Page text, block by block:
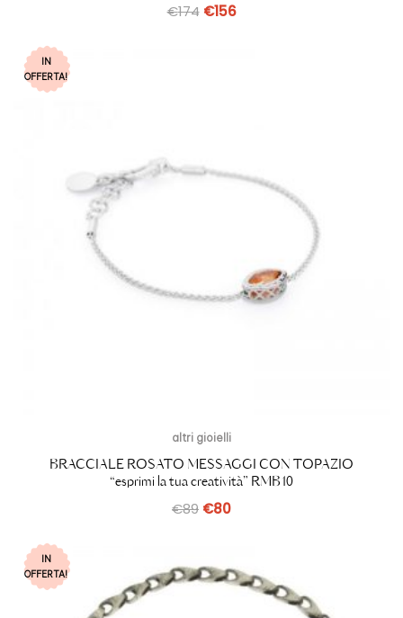
€174 €156
IN
OFFERTA!
altri gioielli
BRACCIALE ROSATO MESSAGGI CON TOPAZIO
“esprimi la tua creatività” RMB10
€89 €80
IN
OFFERTA!